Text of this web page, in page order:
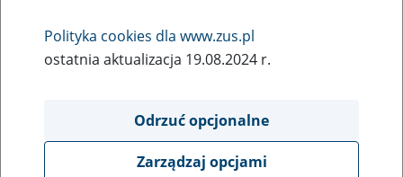
Rodzaj wydarzenia
Szkolenia
Obszar merytoryczny
obsługa klientów
Polityka cookies dla www.zus.pl
ostatnia aktualizacja 19.08.2024 r.
Odrzuć opcjonalne
Zarządzaj opcjami